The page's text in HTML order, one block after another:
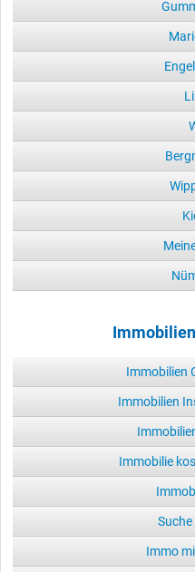
Immobilien
Immobilien
Immobilie
Immo